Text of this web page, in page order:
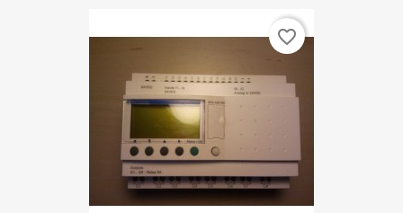
favorite_border